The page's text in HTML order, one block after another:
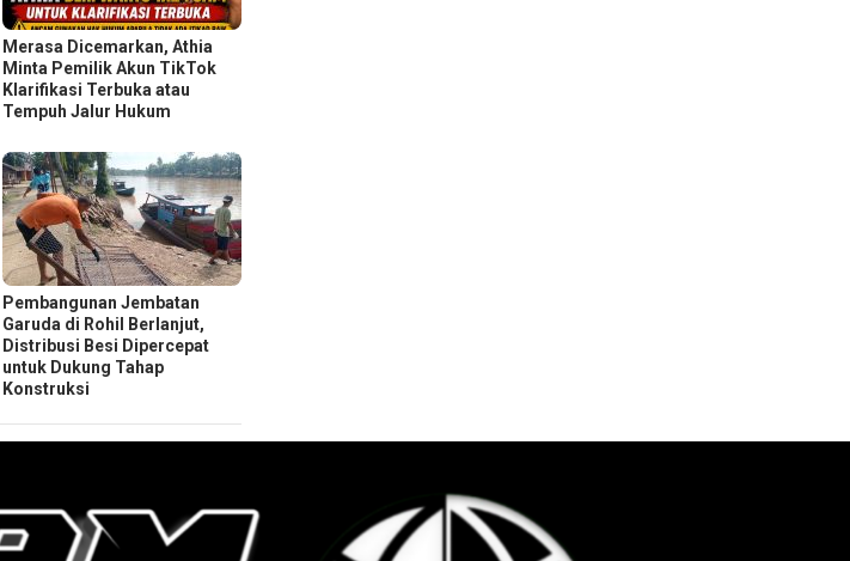
Merasa Dicemarkan, Athia
Minta Pemilik Akun TikTok
Klarifikasi Terbuka atau
Tempuh Jalur Hukum
Pembangunan Jembatan
Garuda di Rohil Berlanjut,
Distribusi Besi Dipercepat
untuk Dukung Tahap
Konstruksi